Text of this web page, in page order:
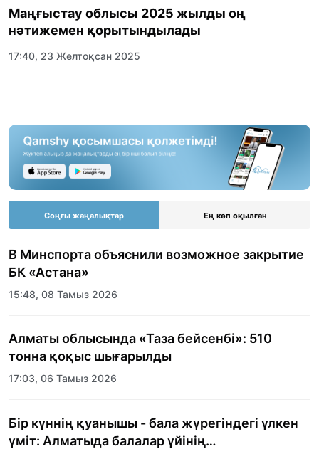
Маңғыстау облысы 2025 жылды оң
нәтижемен қорытындылады
17:40, 23 Желтоқсан 2025
Соңғы жаңалықтар Ең көп оқылған
В Минспорта объяснили возможное закрытие
БК «Астана»
15:48, 08 Тамыз 2026
Алматы облысында «Таза бейсенбі»: 510
тонна қоқыс шығарылды
17:03, 06 Тамыз 2026
Бір күннің қуанышы - бала жүрегіндегі үлкен
үміт: Алматыда балалар үйінің